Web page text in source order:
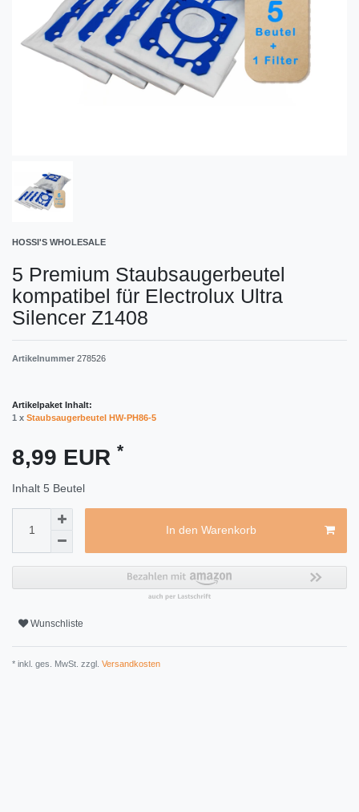
HOSSI'S WHOLESALE
5 Premium Staubsaugerbeutel
kompatibel für Electrolux Ultra
Silencer Z1408
Artikelnummer 278526
Artikelpaket Inhalt:
1 x Staubsaugerbeutel HW-PH86-5
8,99 EUR *
Inhalt 5 Beutel
In den Warenkorb
Wunschliste
* inkl. ges. MwSt. zzgl. Versandkosten